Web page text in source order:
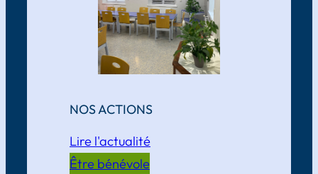
NOS ACTIONS
Lire l'actualité
Être bénévole